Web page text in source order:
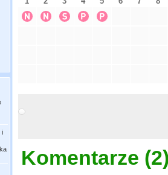
i
Komentarze (2